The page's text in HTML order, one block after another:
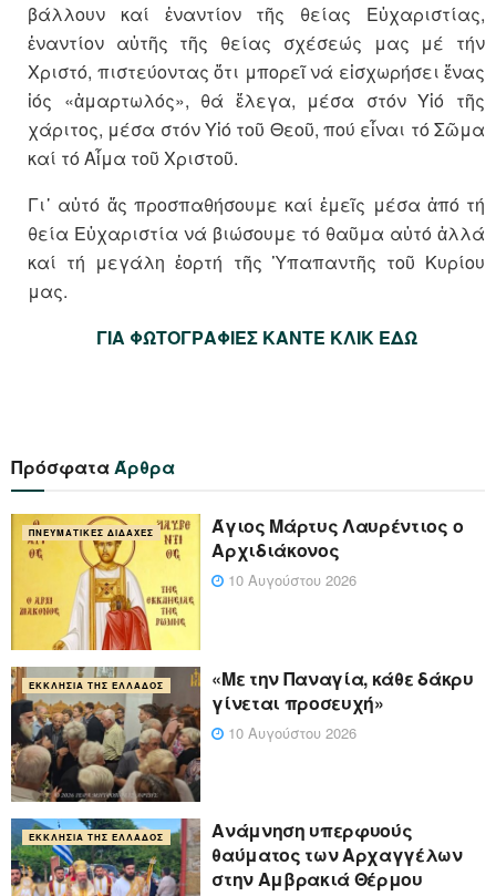
βάλλουν καί ἐναντίον τῆς θείας Εὐχαριστίας,
ἐναντίον αὐτῆς τῆς θείας σχέσεώς μας μέ τήν
Χριστό, πιστεύοντας ὅτι μπορεῖ νά εἰσχωρήσει ἕνας
ἰός «ἁμαρτωλός», θά ἔλεγα, μέσα στόν Υἱό τῆς
χάριτος, μέσα στόν Υἱό τοῦ Θεοῦ, πού εἶναι τό Σῶμα
καί τό Αἷμα τοῦ Χριστοῦ.
Γι᾽ αὐτό ἄς προσπαθήσουμε καί ἐμεῖς μέσα ἀπό τή
θεία Εὐχαριστία νά βιώσουμε τό θαῦμα αὐτό ἀλλά
καί τή μεγάλη ἑορτή τῆς Ὑπαπαντῆς τοῦ Κυρίου
μας.
ΓΙΑ ΦΩΤΟΓΡΑΦΙΕΣ ΚΑΝΤΕ ΚΛΙΚ ΕΔΩ
ΠρόσφαταΆρθρα
ΠΝΕΥΜΑΤΙΚΈΣ ΔΙΔΑΧΈΣ
Άγιος Μάρτυς Λαυρέντιος ο
Αρχιδιάκονος
10 Αυγούστου 2026
ΕΚΚΛΗΣΊΑ ΤΗΣ ΕΛΛΆΔΟΣ
«Με την Παναγία, κάθε δάκρυ
γίνεται προσευχή»
10 Αυγούστου 2026
ΕΚΚΛΗΣΊΑ ΤΗΣ ΕΛΛΆΔΟΣ
Ανάμνηση υπερφυούς
θαύματος των Αρχαγγέλων
στην Αμβρακιά Θέρμου